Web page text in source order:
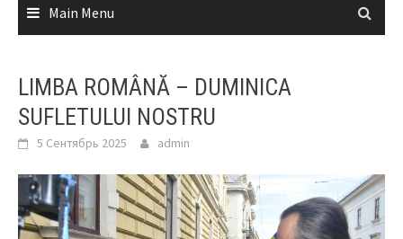
Main Menu
LIMBA ROMÂNĂ – DUMINICA
SUFLETULUI NOSTRU
5 Сентябрь 2025 admin